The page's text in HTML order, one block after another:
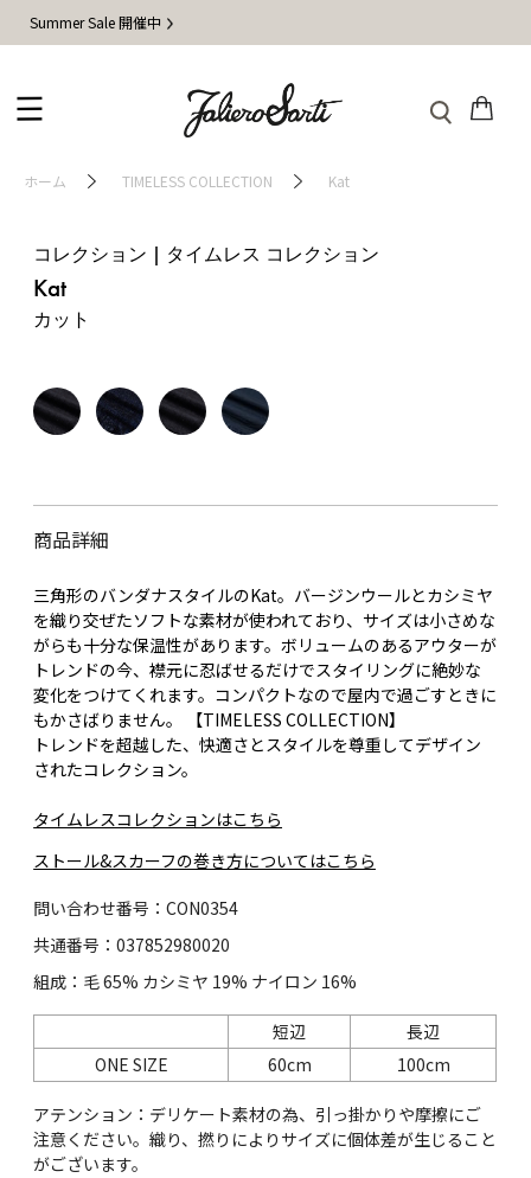
Sale 開催中
ホーム TIMELESS COLLECTION Kat
コレクション | タイムレス コレクション
Kat
カット
商品詳細
三角形のバンダナスタイルのKat。バージンウールとカシミヤ
を織り交ぜたソフトな素材が使われており、サイズは小さめな
がらも十分な保温性があります。ボリュームのあるアウターが
トレンドの今、襟元に忍ばせるだけでスタイリングに絶妙な
変化をつけてくれます。コンパクトなので屋内で過ごすときに
もかさばりません。 【TIMELESS COLLECTION】
トレンドを超越した、快適さとスタイルを尊重してデザイン
されたコレクション。
タイムレスコレクションはこちら
ストール&スカーフの巻き方についてはこちら
問い合わせ番号：CON0354
共通番号：037852980020
組成：毛 65% カシミヤ 19% ナイロン 16%
短辺
長辺
ONE SIZE
60cm 100cm
アテンション：デリケート素材の為、引っ掛かりや摩擦にご
注意ください。織り、撚りによりサイズに個体差が生じること
がございます。